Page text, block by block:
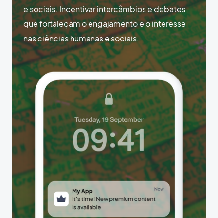
e sociais. Incentivar intercâmbios e debates
que fortaleçam o engajamento e o interesse
nas ciências humanas e sociais.